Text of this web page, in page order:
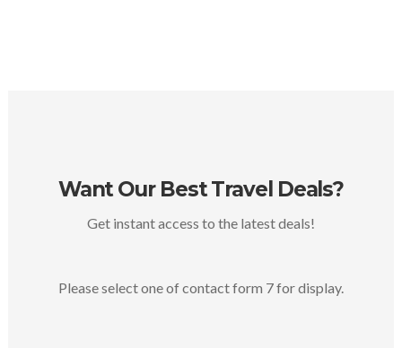
Want Our Best Travel Deals?
Get instant access to the latest deals!
Please select one of contact form 7 for display.